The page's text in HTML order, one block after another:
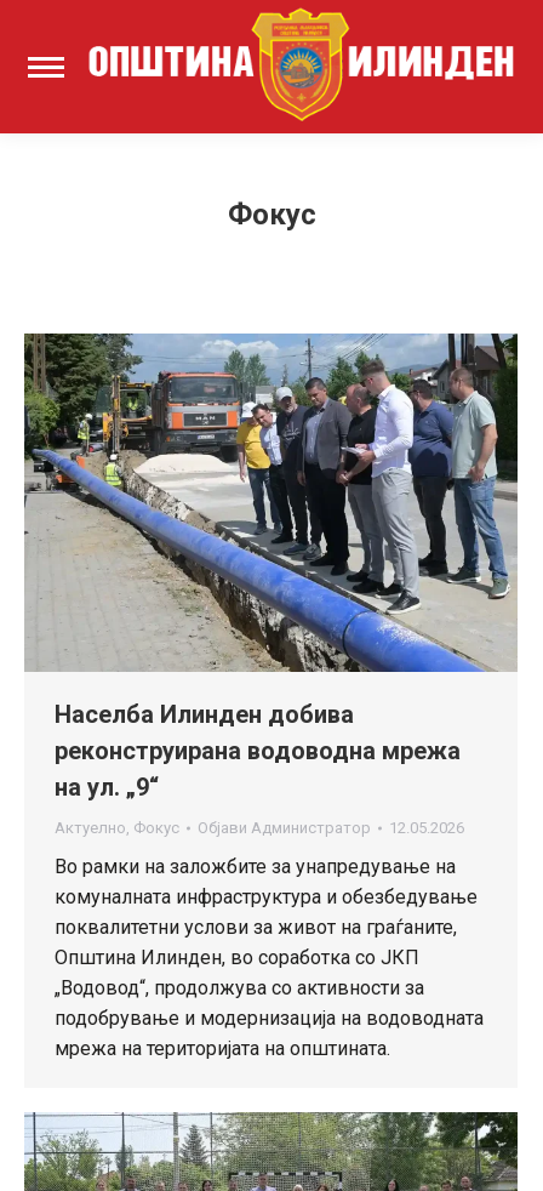
Фокус
Населба Илинден добива
реконструирана водоводна мрежа
на ул. „9“
Актуелно, Фокус Објави Администратор 12.05.2026
Во рамки на заложбите за унапредување на
комуналната инфраструктура и обезбедување
поквалитетни услови за живот на граѓаните,
Општина Илинден, во соработка со ЈКП
„Водовод“, продолжува со активности за
подобрување и модернизација на водоводната
мрежа на територијата на општината.